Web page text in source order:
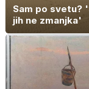
Sam po svetu?
jih ne zmanjka'